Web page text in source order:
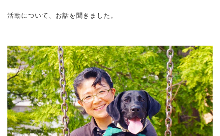
活動について、お話を聞きました。